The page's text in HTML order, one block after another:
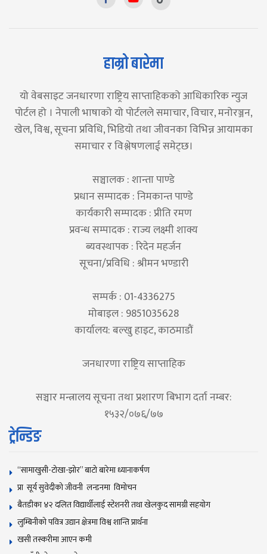
हाम्रो बारेमा
यो वेबसाइट जनधारणा राष्ट्रिय साप्ताहिकको आधिकारिक न्युज
पोर्टल हो । नेपाली भाषाको यो पोर्टलले समाचार, विचार, मनोरञ्जन,
खेल, विश्व, सूचना प्रविधि, भिडियो तथा जीवनका विभिन्न आयामका
समाचार र विश्लेषणलाई समेट्छ।
सञ्चालक : शान्ता पाण्डे
प्रधान सम्पादक : निमकान्त पाण्डे
कार्यकारी सम्पादक : प्रीति रमण
प्रवन्ध सम्पादक : राज्य लक्ष्मी शाक्य
ब्यवस्थापक : रिदेन महर्जन
सूचना/प्रविधि : श्रीमन भण्डारी
सम्पर्क : 01-4336275
मोबाइल : 9851035628
कार्यालय: बल्खु हाइट, काठमाडौं
जनधारणा राष्ट्रिय साप्ताहिक
सञ्चार मन्त्रालय सूचना तथा प्रशारण बिभाग दर्ता नम्बर:
१५३२/०७६/७७
ट्रेन्डिङ
“सामाखुसी-टोखा-झोर” बाटो बारेमा ध्यानाकर्षण
प्रा सूर्य सुवेदीको जीवनी लन्डनमा विमोचन
बैतडीका ४२ दलित विद्यार्थीलाई स्टेशनरी तथा खेलकुद सामग्री सहयोग
लुम्बिनीको पवित्र उद्यान क्षेत्रमा विश्व शान्ति प्रार्थना
खसी तस्करीमा आएन कमी